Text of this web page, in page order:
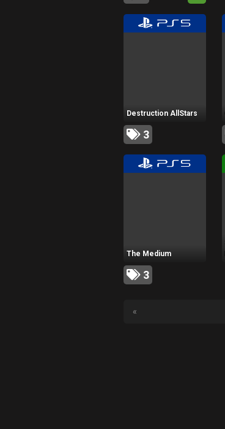
Destruction AllStars
3
The Medium
3
«